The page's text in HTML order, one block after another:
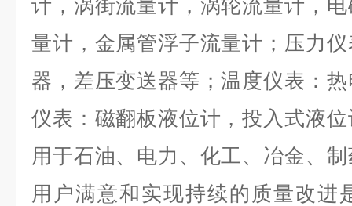
计，涡街流量计，涡轮流量计，
量计，金属管浮子流量计；压力
器，差压变送器等；温度仪表：
仪表：磁翻板液位计，投入式液
用于石油、电力、化工、冶金、
用户满意和实现持续的质量改进